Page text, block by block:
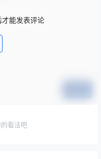
能发表评论
看法吧